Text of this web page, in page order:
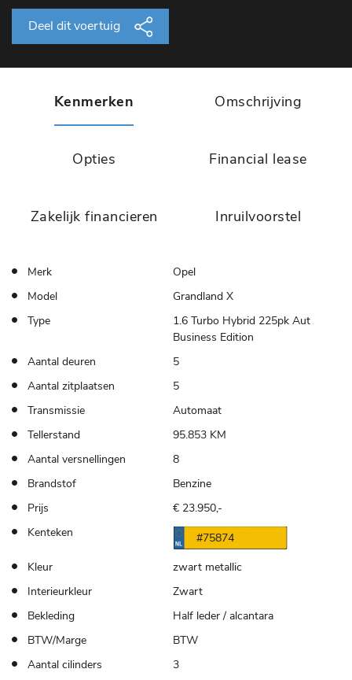
Deel dit voertuig
Kenmerken Omschrijving
Opties Financial lease
Zakelijk financieren Inruilvoorstel
Merk
Opel
Model
Grandland X
Type
1.6 Turbo Hybrid 225pk Aut
Business Edition
Aantal deuren
5
Aantal zitplaatsen
5
Transmissie
Automaat
Tellerstand
95.853 KM
Aantal versnellingen
8
Brandstof
Benzine
Prijs
€ 23.950,-
Kenteken
#75874
Kleur
zwart metallic
Interieurkleur
Zwart
Bekleding
Half leder / alcantara
BTW/Marge
BTW
Aantal cilinders
3